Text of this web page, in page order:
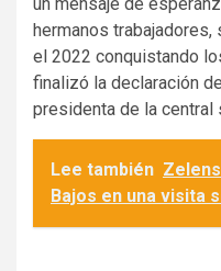
hermanos trabajadores,
el 2022 conquistando
finalizó la declaración
presidenta de la central
Lee también
Bajos en una visita